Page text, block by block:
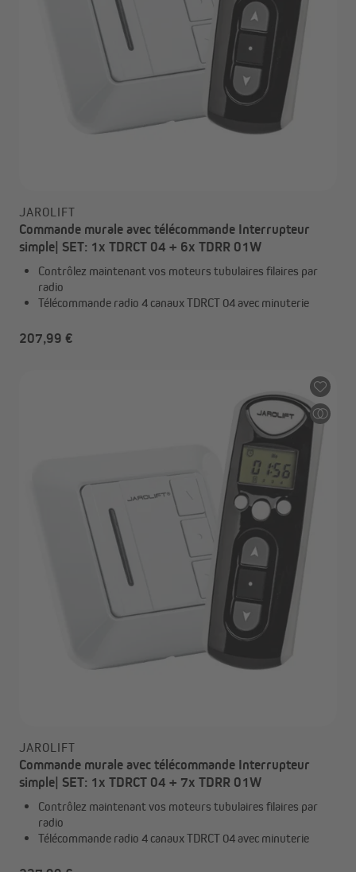
JAROLIFT
Commande murale avec télécommande Interrupteur
simple| SET: 1x TDRCT 04 + 6x TDRR 01W
Contrôlez maintenant vos moteurs tubulaires filaires par
radio
Télécommande radio 4 canaux TDRCT 04 avec minuterie
207,99 €
JAROLIFT
Commande murale avec télécommande Interrupteur
simple| SET: 1x TDRCT 04 + 7x TDRR 01W
Contrôlez maintenant vos moteurs tubulaires filaires par
radio
Télécommande radio 4 canaux TDRCT 04 avec minuterie